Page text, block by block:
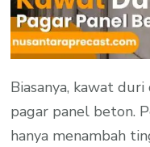
Biasanya, kawat
pagar panel beton.
hanya menambah